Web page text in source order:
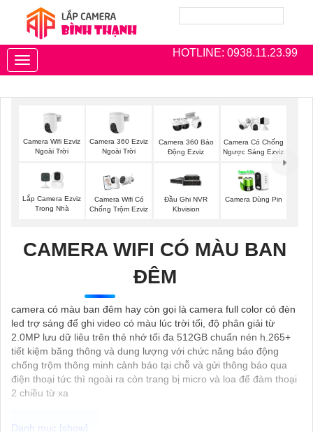
HOTLINE: 0938.11.23.99
Toggle
navigation
Camera Wifi Ezviz
Ngoài Trời
Camera 360 Ezviz
Ngoài Trời
Camera 360 Báo
Động Ezviz
Camera Có Chống
Ngược Sáng Ezviz
Lắp Camera Ezviz
Trong Nhà
Camera Wifi Có
Chống Trộm Ezviz
Đầu Ghi NVR
Kbvision
Camera Dùng Pin
CAMERA WIFI CÓ MÀU BAN
ĐÊM
camera có màu ban đêm hay còn gọi là camera full color có đèn
led trợ sáng để ghi video có màu lúc trời tối, độ phân giải từ
2.0MP lưu dữ liêu trên thẻ nhớ tối đa 512GB chuẩn nén h.265+
tiết kiệm băng thông và dung lượng với chức năng báo động
chống trộm thông minh cảnh báo tại chỗ và gửi thông báo qua
điện thoại tức thì ngoài ra còn trang bị micro và loa để đàm thoại
2 chiều từ xa